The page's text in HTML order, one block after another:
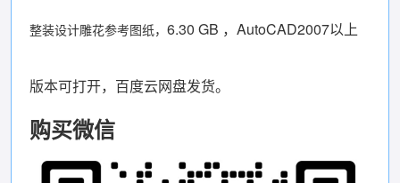
整装设计雕花参考图纸， 6.30 GB ，AutoCAD2007以上
版本可打开，百度云网盘发货。
购买微信